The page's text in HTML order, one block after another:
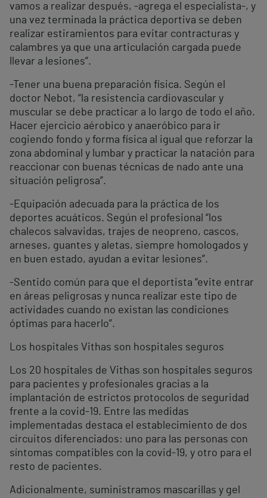
vamos a realizar después, -agrega el especialista-, y
una vez terminada la práctica deportiva se deben
realizar estiramientos para evitar contracturas y
calambres ya que una articulación cargada puede
llevar a lesiones”.
-Tener una buena preparación física. Según el
doctor Nebot, “la resistencia cardiovascular y
muscular se debe practicar a lo largo de todo el año.
Hacer ejercicio aérobico y anaeróbico para ir
cogiendo fondo y forma física al igual que reforzar la
zona abdominal y lumbar y practicar la natación para
reaccionar con buenas técnicas de nado ante una
situación peligrosa”.
-Equipación adecuada para la práctica de los
deportes acuáticos. Según el profesional “los
chalecos salvavidas, trajes de neopreno, cascos,
arneses, guantes y aletas, siempre homologados y
en buen estado, ayudan a evitar lesiones”.
-Sentido común para que el deportista “evite entrar
en áreas peligrosas y nunca realizar este tipo de
actividades cuando no existan las condiciones
óptimas para hacerlo”.
Los hospitales Vithas son hospitales seguros
Los 20 hospitales de Vithas son hospitales seguros
para pacientes y profesionales gracias a la
implantación de estrictos protocolos de seguridad
frente a la covid-19. Entre las medidas
implementadas destaca el establecimiento de dos
circuitos diferenciados: uno para las personas con
síntomas compatibles con la covid-19, y otro para el
resto de pacientes.
Adicionalmente, suministramos mascarillas y gel